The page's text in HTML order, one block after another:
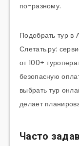
по-разному.
Подобрать тур
Слетать.ру:
от 100+
безопасную
выбрать тур
делает
Часто